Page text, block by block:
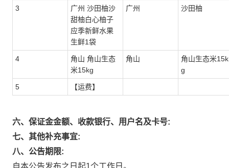
3
广州 沙田柚沙
甜柚白心柚子
应季新鲜水果
生鲜1袋
广州 沙田柚
4
角山 角山生态
米15kg
角山
角山生态米15k
g
5 【运费】
六、保证金金额、收款银行、用户名及卡号:
七、其他补充事宜:
八、公告期限:
自本公告发布之日起1个工作日。